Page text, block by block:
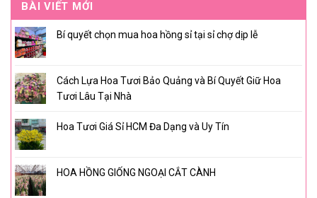
BÀI VIẾT MỚI
Bí quyết chọn mua hoa hồng sỉ tại sỉ chợ dịp lễ
Cách Lựa Hoa Tươi Bảo Quảng và Bí Quyết Giữ Hoa
Tươi Lâu Tại Nhà
Hoa Tươi Giá Sỉ HCM Đa Dạng và Uy Tín
HOA HỒNG GIỐNG NGOẠI CẮT CÀNH